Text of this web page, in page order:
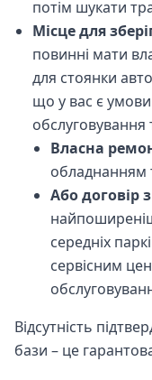
потім шукати
Місце для
повинні мати
для стоянки
що у вас є умови
Власна
обладнанням
Або договір
середніх
сервісним
Відсутність
бази – це